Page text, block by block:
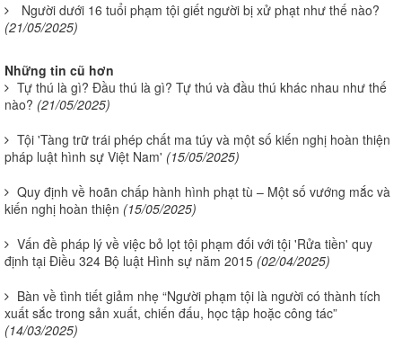
Người dưới 16 tuổi phạm tội giết người bị xử phạt như thế nào?
(21/05/2025)
Những tin cũ hơn
Tự thú là gì? Đầu thú là gì? Tự thú và đầu thú khác nhau như thế
nào? (21/05/2025)
Tội 'Tàng trữ trái phép chất ma túy và một số kiến nghị hoàn thiện
pháp luật hình sự Việt Nam' (15/05/2025)
Quy định về hoãn chấp hành hình phạt tù – Một số vướng mắc và
kiến nghị hoàn thiện (15/05/2025)
Vấn đề pháp lý về việc bỏ lọt tội phạm đối với tội 'Rửa tiền' quy
định tại Điều 324 Bộ luật Hình sự năm 2015 (02/04/2025)
Bàn về tình tiết giảm nhẹ “Người phạm tội là người có thành tích
xuất sắc trong sản xuất, chiến đấu, học tập hoặc công tác”
(14/03/2025)